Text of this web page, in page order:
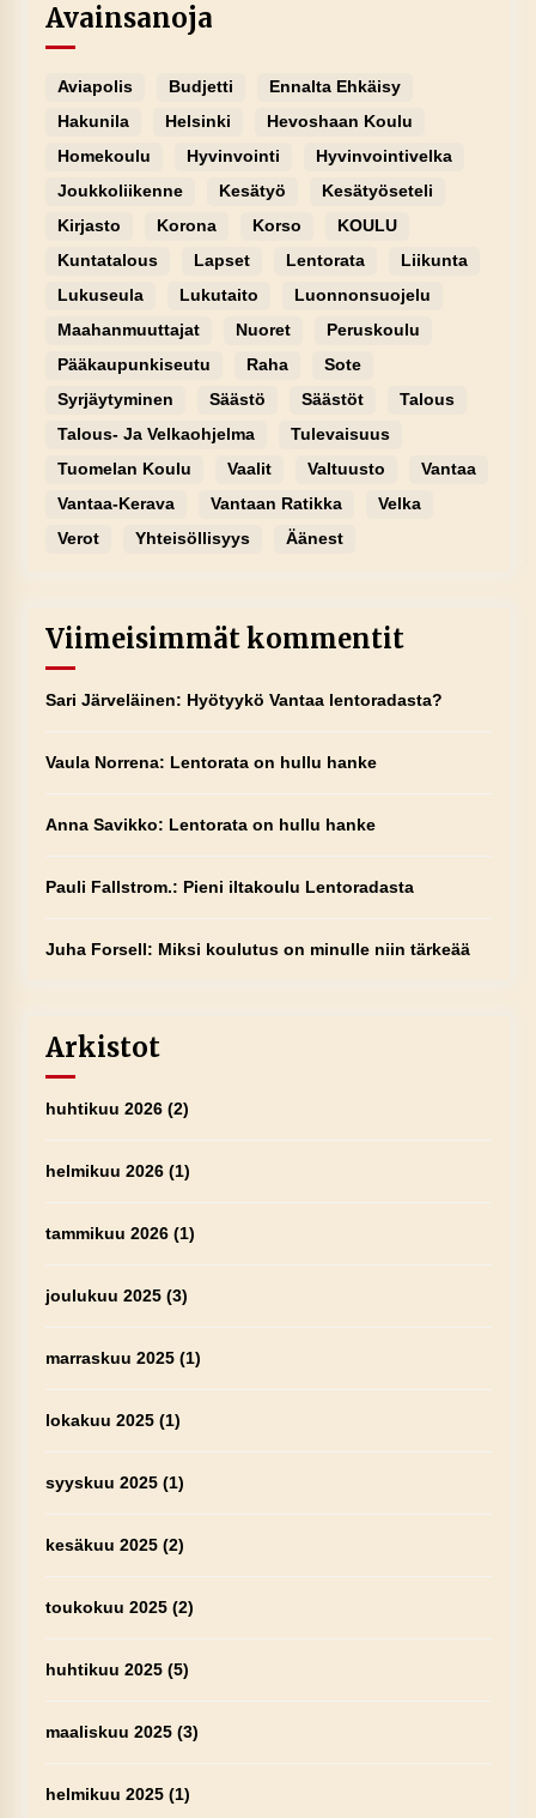
Avainsanoja
Aviapolis Budjetti
Ennalta Ehkäisy
Hakunila
Helsinki
Hevoshaan Koulu
Homekoulu
Hyvinvointi
Hyvinvointivelka
Joukkoliikenne
Kesätyö
Kesätyöseteli
Kirjasto
Korona Korso
KOULU
Kuntatalous
Lapset Lentorata
Liikunta
Lukuseula
Lukutaito
Luonnonsuojelu
Maahanmuuttajat
Nuoret
Peruskoulu
Pääkaupunkiseutu
Raha
Sote
Syrjäytyminen
Säästö Säästöt
Talous
Talous- Ja Velkaohjelma
Tulevaisuus
Tuomelan Koulu
Vaalit Valtuusto
Vantaa
Vantaa-Kerava
Vantaan Ratikka
Velka
Verot
Yhteisöllisyys Äänest
Viimeisimmät kommentit
Sari Järveläinen: Hyötyykö Vantaa lentoradasta?
Vaula Norrena: Lentorata on hullu hanke
Anna Savikko: Lentorata on hullu hanke
Pauli Fallstrom.: Pieni iltakoulu Lentoradasta
Juha Forsell: Miksi koulutus on minulle niin tärkeää
Arkistot
huhtikuu 2026(2)
helmikuu 2026(1)
tammikuu 2026(1)
joulukuu 2025(3)
marraskuu 2025(1)
lokakuu 2025(1)
syyskuu 2025(1)
kesäkuu 2025(2)
toukokuu 2025(2)
huhtikuu 2025(5)
maaliskuu 2025(3)
helmikuu 2025(1)